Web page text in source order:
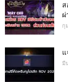
ส
ผ่
กุ
แ
มี